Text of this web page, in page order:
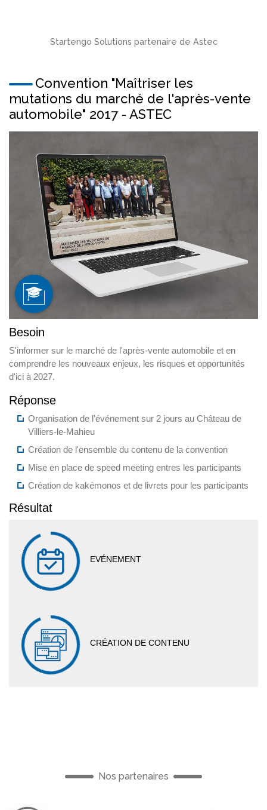
Startengo Solutions partenaire de Astec
Convention "Maîtriser les
mutations du marché de l'après-vente
automobile" 2017 - ASTEC
Besoin
S'informer sur le marché de l'après-vente automobile et en
comprendre les nouveaux enjeux, les risques et opportunités
d'ici à 2027.
Réponse
Organisation de l'événement sur 2 jours au Château de
Villiers-le-Mahieu
Création de l'ensemble du contenu de la convention
Mise en place de speed meeting entres les participants
Création de kakémonos et de livrets pour les participants
Résultat
EVÉNEMENT
CRÉATION DE CONTENU
Nos partenaires